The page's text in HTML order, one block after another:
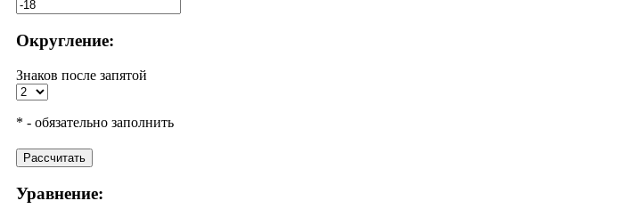
Округление:
Знаков после запятой
* - обязательно заполнить
Рассчитать
Уравнение: